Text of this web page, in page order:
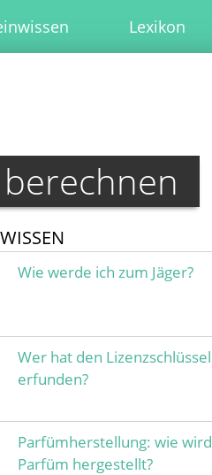
Lexikon
Wie werde ich zum Jäger?
Wer hat den Lizenzschlüssel
erfunden?
Parfümherstellung: wie wird
Parfüm hergestellt?